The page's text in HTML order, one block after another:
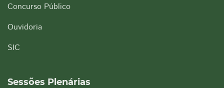
Concurso Público
Ouvidoria
SIC
Sessões Plenárias